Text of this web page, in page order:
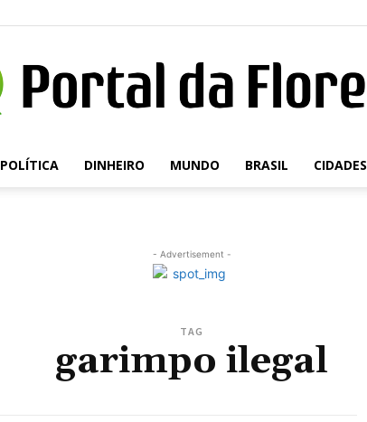
Portal
POLÍTICA DINHEIRO MUNDO BRASIL CIDADES
- Advertisement -
TAG
garimpo ilegal